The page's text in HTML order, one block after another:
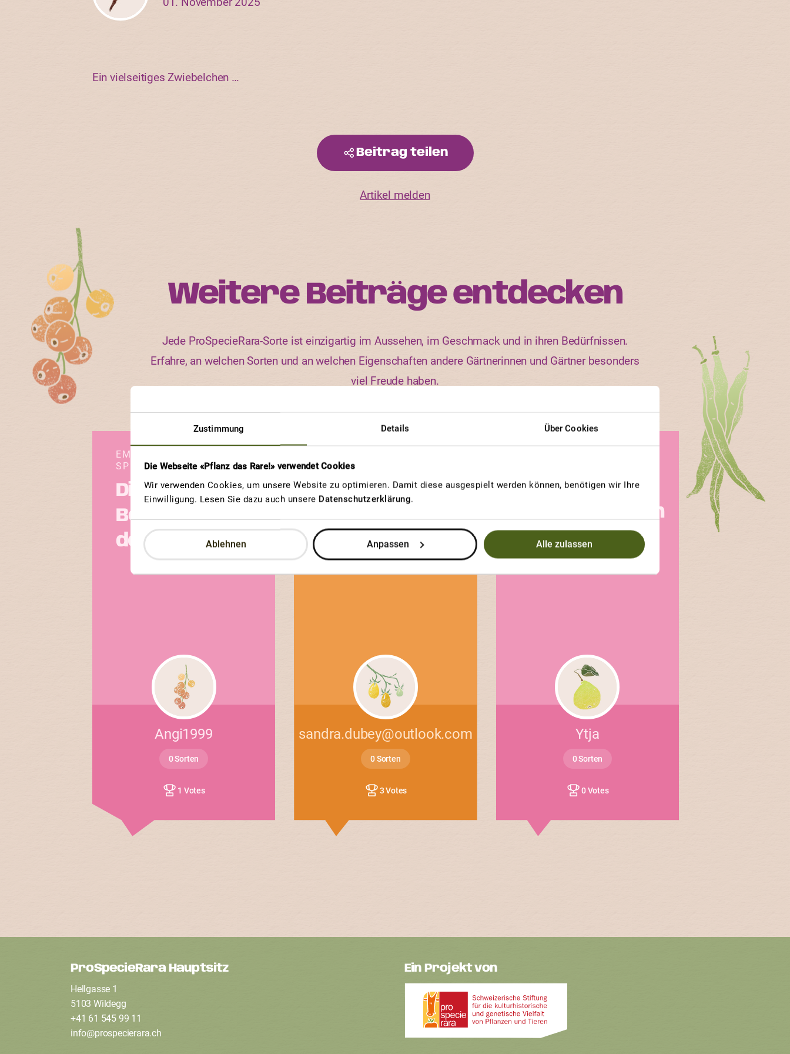
Zustimmung Details Über Cookies
Die Webseite «Pflanz das Rare!» verwendet Cookies
Wir verwenden Cookies, um unsere Website zu optimieren. Damit diese ausgespielt werden können, benötigen wir Ihre
Einwilligung. Lesen Sie dazu auch unsere Datenschutzerklärung.
Ablehnen Anpassen Alle zulassen
Ein vielseitiges Zwiebelchen …
Beitrag teilen
Artikel melden
Weitere Beiträge entdecken
Jede ProSpecieRara-Sorte ist einzigartig im Aussehen, im Geschmack und in ihren Bedürfnissen.
Erfahre, an welchen Sorten und an welchen Eigenschaften andere Gärtnerinnen und Gärtner besonders
viel Freude haben.
EMMENTALER
SPECKBOHNE
Die besten
Bohnen zum
dörren
Angi1999
0 Sorten
1 Votes
wie vom
Grosspapis
Garten
sandra.dubey@outlook.com
0 Sorten
3 Votes
SONNENBLUME
Sonnenblumen
Ytja
0 Sorten
0 Votes
F
o
o
ProSpecieRara Hauptsitz
Hellgasse 1
5103 Wildegg
+41 61 545 99 11
info@prospecierara.ch
Ein Projekt von